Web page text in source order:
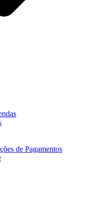
de Pagamentos